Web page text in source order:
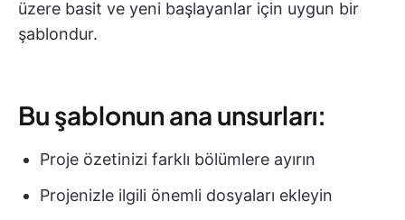
üzere basit ve yeni başlayanlar için uygun bir
şablondur.
Bu şablonun ana unsurları:
Proje özetinizi farklı bölümlere ayırın
Projenizle ilgili önemli dosyaları ekleyin